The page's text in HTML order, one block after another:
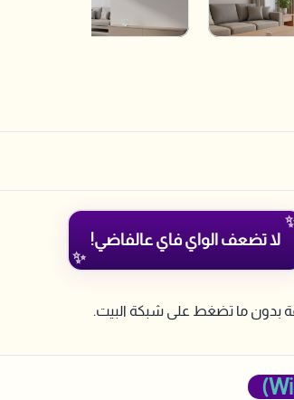
لا تضعف الواي فاي عالفاضي!